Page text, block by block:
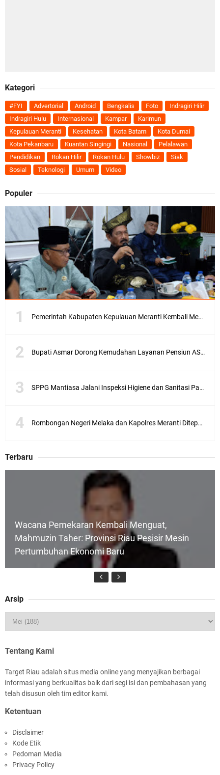
Kategori
#FYI Advertorial Android Bengkalis Foto
Indragiri Hilir
Indragiri Hulu
Internasional Kampar
Karimun
Kepulauan Meranti
Kesehatan Kota Batam
Kota Dumai
Kota Pekanbaru
Kuantan Singingi Nasional
Pelalawan
Pendidikan
Rokan Hilir Rokan Hulu Showbiz
Siak
Sosial
Teknologi Umum Video
Populer
Pemerintah Kabupaten Kepulauan Meranti Kembali Merombak 3 Pejabat Eselon III. A Serta III. B
Bupati Asmar Dorong Kemudahan Layanan Pensiun ASN melalui Sinergi dengan BRK Syariah
SPPG Mantiasa Jalani Inspeksi Higiene dan Sanitasi Pangan
Rombongan Negeri Melaka dan Kapolres Meranti Ditepungtawari, Sinergi Adat hingga Green Policing Menguat
Terbaru
Wacana Pemekaran Kembali Menguat,
Mahmuzin Taher: Provinsi Riau Pesisir Mesin
Pertumbuhan Ekonomi Baru
HUT IBI Ke-75, Bupati Asmar: Bidan Garda
2045
Meranti Ditepungtawari, Sinergi Adat hingga
Green Policing Menguat
Arsip
Tentang Kami
Target Riau adalah situs media online yang menyajikan berbagai
informasi yang berkualitas baik dari segi isi dan pembahasan yang
telah disusun oleh tim editor kami.
Ketentuan
Disclaimer
Kode Etik
Pedoman Media
Privacy Policy